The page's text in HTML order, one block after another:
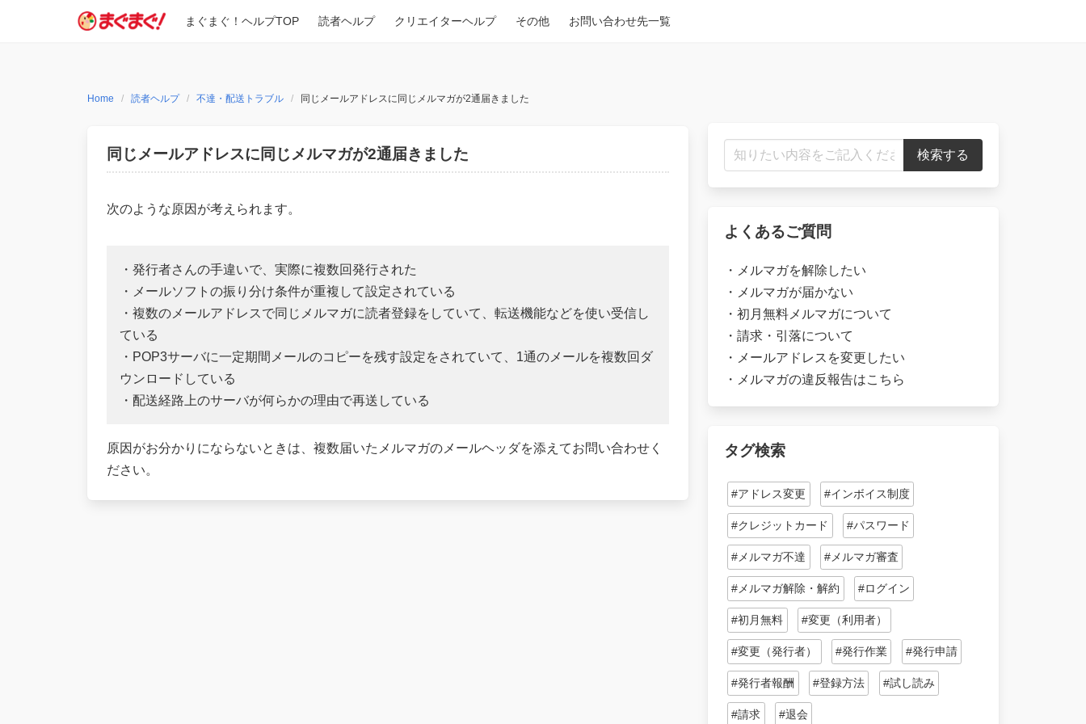
まぐまぐ！ヘルプTOP 読者ヘルプ クリエイターヘルプ その他 お問い合わせ先一覧
Home 読者ヘルプ 不達・配送トラブル 同じメールアドレスに同じメルマガが2通届きました
同じメールアドレスに同じメルマガが2通届きました
次のような原因が考えられます。
・発行者さんの手違いで、実際に複数回発行された
・メールソフトの振り分け条件が重複して設定されている
・複数のメールアドレスで同じメルマガに読者登録をしていて、転送機能などを使い受信し
ている
・POP3サーバに一定期間メールのコピーを残す設定をされていて、1通のメールを複数回ダ
ウンロードしている
・配送経路上のサーバが何らかの理由で再送している
原因がお分かりにならないときは、複数届いたメルマガのメールヘッダを添えてお問い合わせく
ださい。
よくあるご質問
・ メルマガを解除したい
・ メルマガが届かない
・ 初月無料メルマガについて
・ 請求・引落について
・ メールアドレスを変更したい
・ メルマガの違反報告はこちら
タグ検索
#アドレス変更 #インボイス制度
#クレジットカード #パスワード
#メルマガ不達 #メルマガ審査
#メルマガ解除・解約 #ログイン
#初月無料 #変更（利用者）
#変更（発行者） #発行作業 #発行申請
#発行者報酬 #登録方法 #試し読み
#請求 #退会